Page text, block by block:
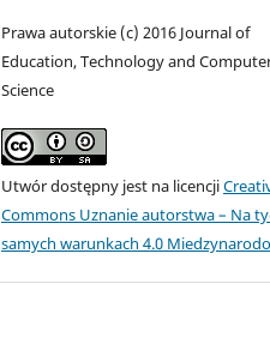
Prawa autorskie (c) 2016 Journal of
Education, Technology and
Science
Utwór dostępny jest na licencji
Commons Uznanie autorstwa – Na
samych warunkach 4.0